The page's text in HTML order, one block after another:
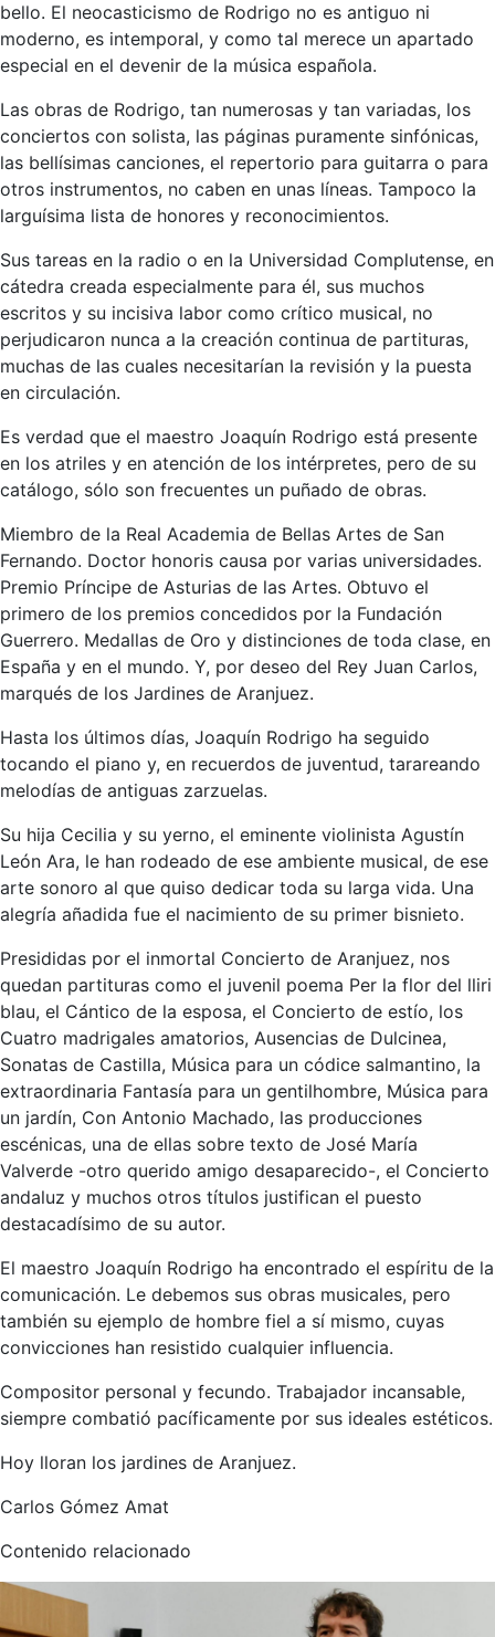
bello. El neocasticismo de Rodrigo no es antiguo ni
moderno, es intemporal, y como tal merece un apartado
especial en el devenir de la música española.
Las obras de Rodrigo, tan numerosas y tan variadas, los
conciertos con solista, las páginas puramente sinfónicas,
las bellísimas canciones, el repertorio para guitarra o para
otros instrumentos, no caben en unas líneas. Tampoco la
larguísima lista de honores y reconocimientos.
Sus tareas en la radio o en la Universidad Complutense, en
cátedra creada especialmente para él, sus muchos
escritos y su incisiva labor como crítico musical, no
perjudicaron nunca a la creación continua de partituras,
muchas de las cuales necesitarían la revisión y la puesta
en circulación.
Es verdad que el maestro Joaquín Rodrigo está presente
en los atriles y en atención de los intérpretes, pero de su
catálogo, sólo son frecuentes un puñado de obras.
Miembro de la Real Academia de Bellas Artes de San
Fernando. Doctor honoris causa por varias universidades.
Premio Príncipe de Asturias de las Artes. Obtuvo el
primero de los premios concedidos por la Fundación
Guerrero. Medallas de Oro y distinciones de toda clase, en
España y en el mundo. Y, por deseo del Rey Juan Carlos,
marqués de los Jardines de Aranjuez.
Hasta los últimos días, Joaquín Rodrigo ha seguido
tocando el piano y, en recuerdos de juventud, tarareando
melodías de antiguas zarzuelas.
Su hija Cecilia y su yerno, el eminente violinista Agustín
León Ara, le han rodeado de ese ambiente musical, de ese
arte sonoro al que quiso dedicar toda su larga vida. Una
alegría añadida fue el nacimiento de su primer bisnieto.
Presididas por el inmortal Concierto de Aranjuez, nos
quedan partituras como el juvenil poema Per la flor del lliri
blau, el Cántico de la esposa, el Concierto de estío, los
Cuatro madrigales amatorios, Ausencias de Dulcinea,
Sonatas de Castilla, Música para un códice salmantino, la
extraordinaria Fantasía para un gentilhombre, Música para
un jardín, Con Antonio Machado, las producciones
escénicas, una de ellas sobre texto de José María
Valverde -otro querido amigo desaparecido-, el Concierto
andaluz y muchos otros títulos justifican el puesto
destacadísimo de su autor.
El maestro Joaquín Rodrigo ha encontrado el espíritu de la
comunicación. Le debemos sus obras musicales, pero
también su ejemplo de hombre fiel a sí mismo, cuyas
convicciones han resistido cualquier influencia.
Compositor personal y fecundo. Trabajador incansable,
siempre combatió pacíficamente por sus ideales estéticos.
Hoy lloran los jardines de Aranjuez.
Carlos Gómez Amat
Contenido relacionado